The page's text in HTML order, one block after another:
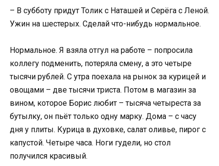
– В субботу придут Толик с Наташей и Серёга с Леной.
Ужин на шестерых. Сделай что-нибудь нормальное.
Нормальное. Я взяла отгул на работе – попросила
коллегу подменить, потеряла смену, а это четыре
тысячи рублей. С утра поехала на рынок за курицей и
овощами – две тысячи триста. Потом в магазин за
вином, которое Борис любит – тысяча четыреста за
бутылку, он пьёт только одну марку. Дома – с часу
дня у плиты. Курица в духовке, салат оливье, пирог с
капустой. Четыре часа. Ноги гудели, но стол
получился красивый.